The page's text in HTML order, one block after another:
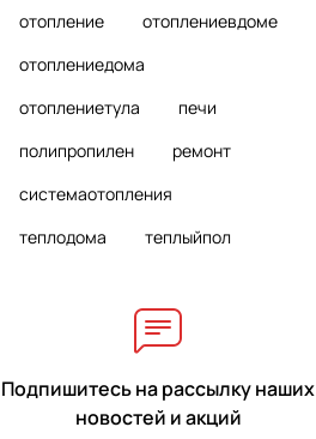
отопление
отоплениевдоме
отоплениедома
отоплениетула
печи
полипропилен
ремонт
системаотопления
теплодома
теплыйпол
Подпишитесь на рассылку наших
новостей и акций